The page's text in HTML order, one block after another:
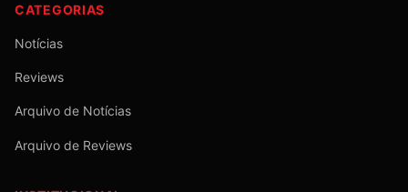
CATEGORIAS
Notícias
Reviews
Arquivo de Notícias
Arquivo de Reviews